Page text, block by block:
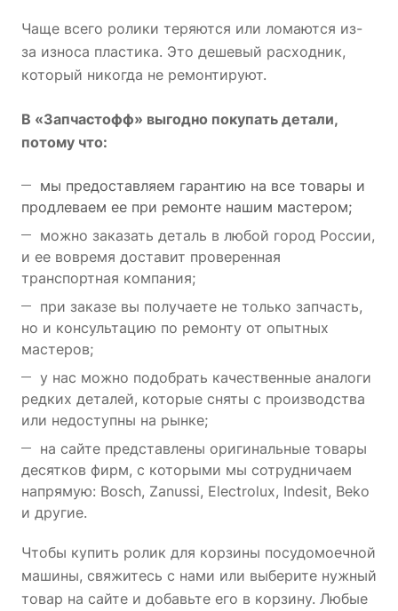
Чаще всего ролики теряются или ломаются из-
за износа пластика. Это дешевый расходник,
который никогда не ремонтируют.
В «Запчастофф» выгодно покупать детали,
потому что:
мы предоставляем гарантию на все товары и
продлеваем ее при ремонте нашим мастером;
можно заказать деталь в любой город России,
и ее вовремя доставит проверенная
транспортная компания;
при заказе вы получаете не только запчасть,
но и консультацию по ремонту от опытных
мастеров;
у нас можно подобрать качественные аналоги
редких деталей, которые сняты с производства
или недоступны на рынке;
на сайте представлены оригинальные товары
десятков фирм, с которыми мы сотрудничаем
напрямую: Bosch, Zanussi, Electrolux, Indesit, Beko
и другие.
Чтобы купить ролик для корзины посудомоечной
машины, свяжитесь с нами или выберите нужный
товар на сайте и добавьте его в корзину. Любые